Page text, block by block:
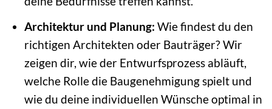
Architektur und Planung: Wie findest du den
richtigen Architekten oder Bauträger? Wir
zeigen dir, wie der Entwurfsprozess abläuft,
welche Rolle die Baugenehmigung spielt und
wie du deine individuellen Wünsche optimal in